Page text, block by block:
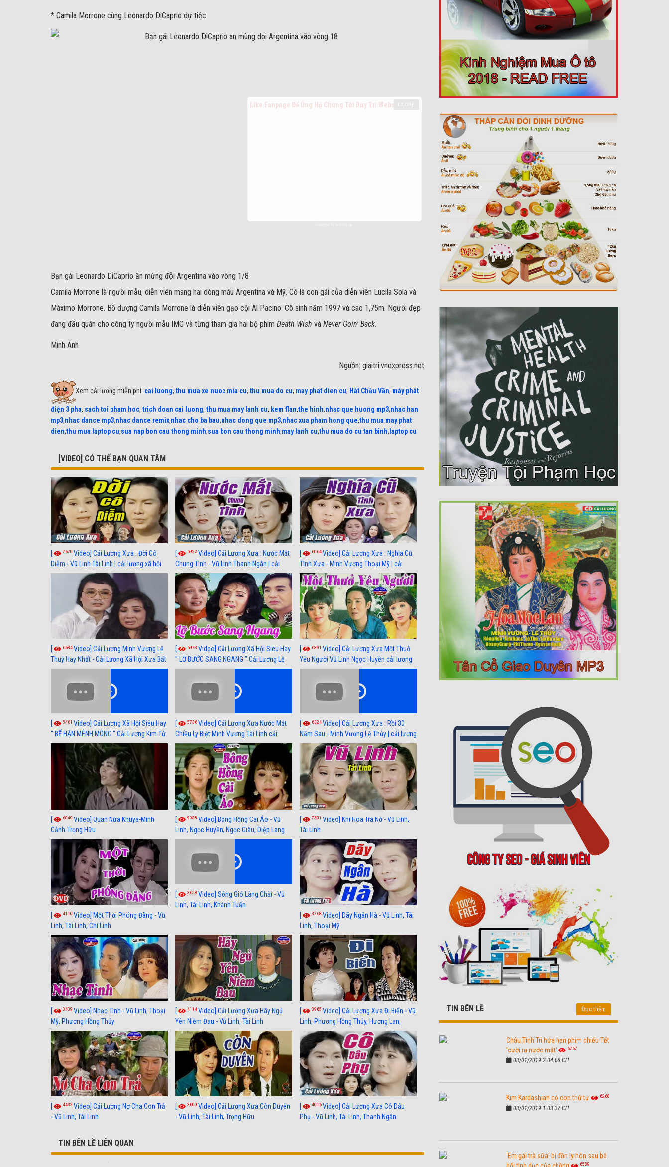
* Camila Morrone cùng Leonardo DiCaprio dự tiệc
Bạn gái Leonardo DiCaprio ăn mừng đội Argentina vào vòng 1/8
Camila Morrone là người mẫu, diễn viên mang hai dòng máu Argentina và Mỹ. Cô là con gái của diễn viên Lucila Sola và
Máximo Morrone. Bố dượng Camila Morrone là diễn viên gạo cội Al Pacino. Cô sinh năm 1997 và cao 1,75m. Người đẹp
đang đầu quân cho công ty người mẫu IMG và từng tham gia hai bộ phim Death Wish và Never Goin' Back.
Minh Anh
Nguồn: giaitri.vnexpress.net
Xem cải lương miễn phí: cai luong, thu mua xe nuoc mia cu, thu mua do cu, may phat dien cu, Hát Chầu Văn, máy phát
điện 3 pha, sach toi pham hoc, trich doan cai luong, thu mua may lanh cu, kem flan,the hinh,nhac que huong mp3,nhac han
mp3,nhac dance mp3,nhac dance remix,nhac cho ba bau,nhac dong que mp3,nhac xua pham hong que,thu mua may phat
dien,thu mua laptop cu,sua nap bon cau thong minh,sua bon cau thong minh,may lanh cu,thu mua do cu tan binh, laptop cu
[VIDEO] CÓ THỂ BẠN QUAN TÂM
[ 7670 Video] Cải Lương Xưa : Đời Cô
Diễm - Vũ Linh Tài Linh | cải lương xã hội
hay nhất
[ 6922Video] Cải Lương Xưa : Nước Mắt
Chung Tình - Vũ Linh Thanh Ngân | cải
lương xã hội hay nhất
[ 6064Video] Cải Lương Xưa : Nghĩa Cũ
Tình Xưa - Minh Vương Thoại Mỹ | cải
lương xã hội hay nhất
[ 6684Video] Cải Lương Minh Vương Lệ
Thuỷ Hay Nhất - Cải Lương Xã Hội Xưa Bất
Hủ
[ 6973 Video] Cải Lương Xã Hội Siêu Hay
" LỠ BƯỚC SANG NGANG " Cải Lương Lệ
Thuỷ, Thanh Tuấn, Hồng Nga
[ 6391 Video] Cải Lương Xưa Một Thuở
Yêu Người Vũ Linh Ngọc Huyền cải lương
xã hội hay nhất
[ 5461 Video] Cải Lương Xã Hội Siêu Hay
" BỂ HẬN MÊNH MÔNG " Cải Lương Kim Tử
Long, Thanh Ngân Hay Nhất
[ 5736Video] Cải Lương Xưa Nước Mắt
Chiều Ly Biệt Minh Vương Tài Linh cải
lương xã hội hay nhất
[ 6324Video] Cải Lương Xưa : Rồi 30
Năm Sau - Minh Vương Lệ Thủy | cải lương
xã hội hay nhất
[ 6040 Video] Quán Nửa Khuya-Minh
Cảnh-Trọng Hữu
[ 9058 Video] Bông Hồng Cài Áo - Vũ
Linh, Ngọc Huyền, Ngọc Giàu, Diệp Lang
[ 7351 Video] Khi Hoa Trà Nở - Vũ Linh,
Tài Linh
[ 4110 Video] Một Thời Phóng Đãng - Vũ
Linh, Tài Linh, Chí Linh
[ 3658 Video] Sóng Gió Làng Chài - Vũ
Linh, Tài Linh, Khánh Tuấn
[
3768 Video] Dãy Ngân Hà - Vũ Linh, Tài
Linh, Thoại Mỹ
[ 3439 Video] Nhạc Tình - Vũ Linh, Thoại
Mỹ, Phương Hồng Thủy
[ 4114Video] Cải Lương Xưa Hãy Ngủ
Yên Niềm Đau - Vũ Linh, Tài Linh
[ 3965 Video] Cải Lương Xưa Đi Biển - Vũ
Linh, Phương Hồng Thủy, Hương Lan,
Thanh Hằng
[ 4433 Video] Cải Lương Nợ Cha Con Trả
- Vũ Linh, Tài Linh
[ 3600 Video] Cải Lương Xưa Còn Duyên
- Vũ Linh, Tài Linh, Trọng Hữu
[ 4016Video] Cải Lương Xưa Cô Dâu
Phụ - Vũ Linh, Tài Linh, Thanh Ngân
TIN BÊN LỀ LIÊN QUAN
TIN BÊN LỀ Đọc thêm
Châu Tinh Trì hứa hẹn phim chiếu Tết
'cười ra nước mắt'
6767
03/01/2019 2:04:06 CH
Kim Kardashian có con thứ tư 6268
03/01/2019 1:03:37 CH
'Em gái trà sữa' bị đồn ly hôn sau bê
6589
Like Fanpage Để Ủng Hộ Chúng Tôi Duy Trì Website